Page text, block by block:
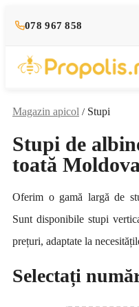
078 967 858
Magazin apicol / Stupi
Stupi de
toată Moldova
Oferim o gamă largă de
Sunt disponibile stupi
prețuri, adaptate la
Selectați